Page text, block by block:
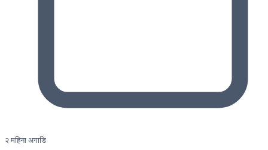
२ महिना अगाडि